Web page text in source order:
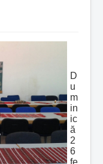
D
u
m
in
ic
ă
2
6
fe